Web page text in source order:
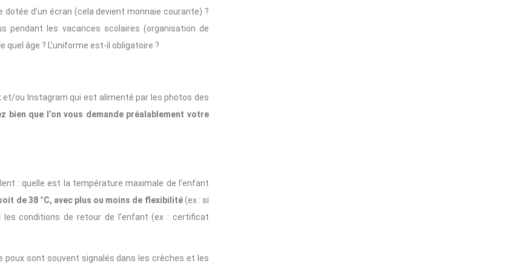
dotée d’un écran (cela devient monnaie courante) ?
pendant les vacances scolaires (organisation de
âge ? L’uniforme est-il obligatoire ?
ou Instagram qui est alimenté par les photos des
bien que l’on vous demande préalablement votre
: quelle est la température maximale de l’enfant
de 38 °C, avec plus ou moins de flexibilité(ex : si
conditions de retour de l’enfant (ex : certificat
poux sont souvent signalés dans les crèches et les